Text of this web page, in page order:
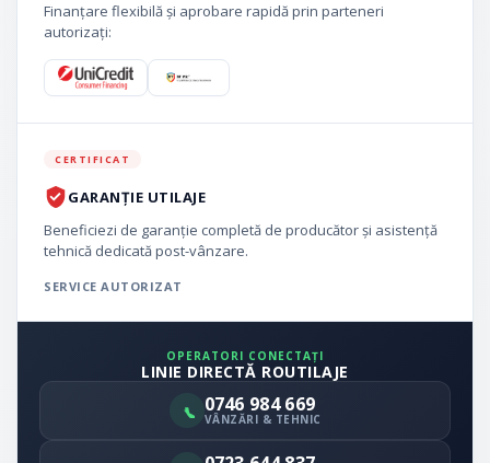
Finanțare flexibilă și aprobare rapidă prin parteneri
autorizați:
CERTIFICAT
GARANȚIE UTILAJE
Beneficiezi de garanție completă de producător și asistență
tehnică dedicată post-vânzare.
SERVICE AUTORIZAT
OPERATORI CONECTAȚI
LINIE DIRECTĂ ROUTILAJE
0746 984 669
VÂNZĂRI & TEHNIC